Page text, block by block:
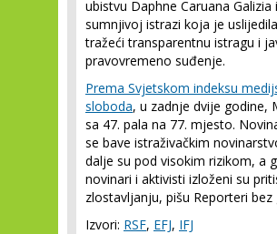
ubistvu Daphne Caruana Galizia
sumnjivoj istrazi koja je
tražeći transparentnu istragu i
pravovremeno suđenje.
Prema Svjetskom indeksu
sloboda, u zadnje dvije godine,
sa 47. pala na 77. mjesto.
se bave istraživačkim
dalje su pod visokim rizikom, a
novinari i aktivisti izloženi su
zlostavljanju, pišu Reporteri bez
Izvori: RSF, EFJ, IFJ